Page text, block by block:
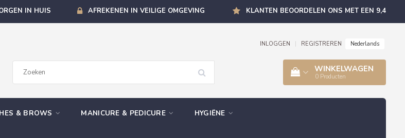
IN HUIS AFREKENEN IN VEILIGE OMGEVING KLANTEN BEOORDELEN ONS MET EEN 9,4
INLOGGEN REGISTREREN Nederlands
WINKELWAGEN
0 Producten
& BROWS MANICURE & PEDICURE HYGIËNE